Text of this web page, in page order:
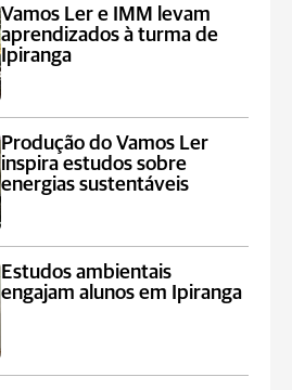
Vamos Ler e IMM levam
aprendizados à turma de
Ipiranga
Produção do Vamos Ler
inspira estudos sobre
energias sustentáveis
Estudos ambientais
engajam alunos em Ipiranga